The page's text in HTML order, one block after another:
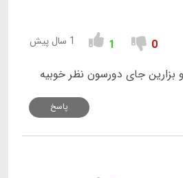
0
1 1 سال پیش
جای دورسون نظر خوبیه
پاسخ